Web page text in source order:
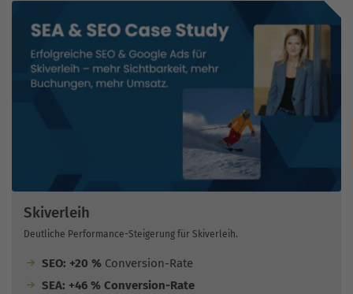
Skiverleih
Deutliche Performance-Steigerung für Skiverleih.
SEO: +20 % Conversion-Rate
SEA: +46 % Conversion-Rate